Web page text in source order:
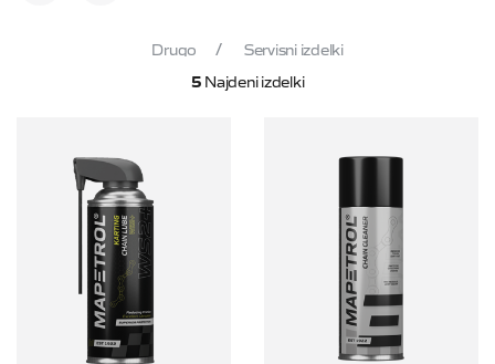
Drugo Servisni izdelki
5 Najdeni izdelki